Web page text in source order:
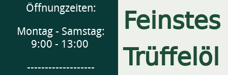
Öffnungzeiten:
Montag - Samstag:
9:00 - 13:00
-------------------